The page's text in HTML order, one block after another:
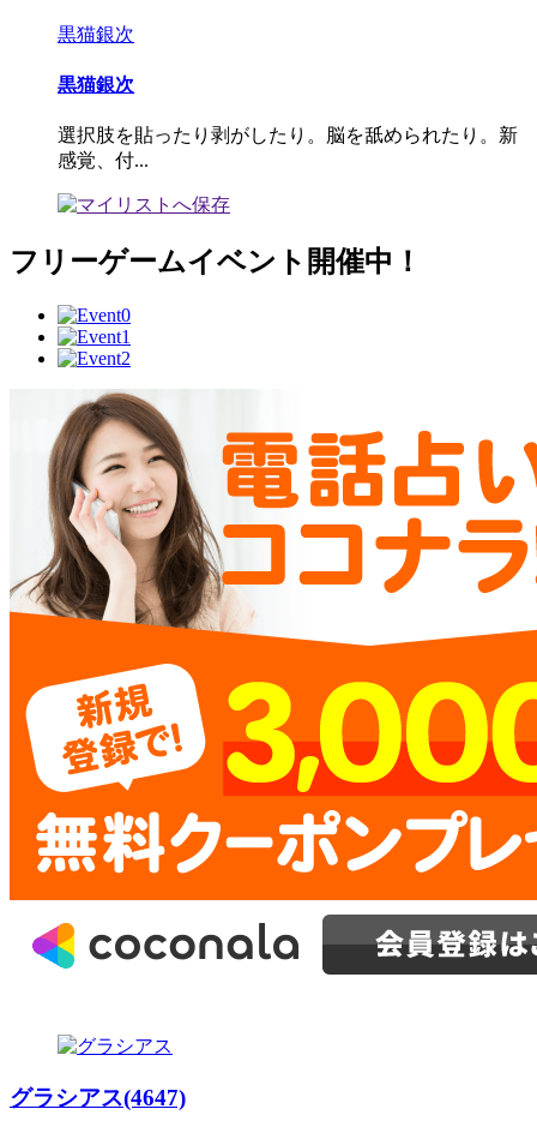
黒猫銀次
黒猫銀次
選択肢を貼ったり剥がしたり。脳を舐められたり。新
感覚、付...
フリーゲームイベント開催中！
グラシアス(4647)